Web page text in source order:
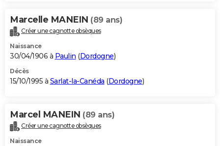
Marcelle MANEIN (89 ans)
Créer une cagnotte obsèques
Naissance
30/04/1906 à Paulin (Dordogne)
Décès
15/10/1995 à Sarlat-la-Canéda (Dordogne)
Marcel MANEIN (89 ans)
Créer une cagnotte obsèques
Naissance